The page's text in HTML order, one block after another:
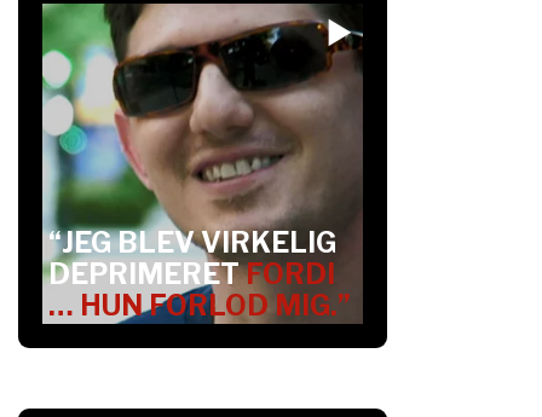
“JEG BLEV VIRKELIG
DEPRIMERETFORDI
… HUN FORLOD MIG.”